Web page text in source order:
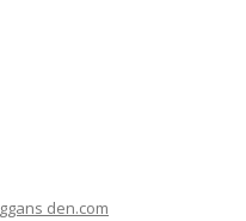
den.com